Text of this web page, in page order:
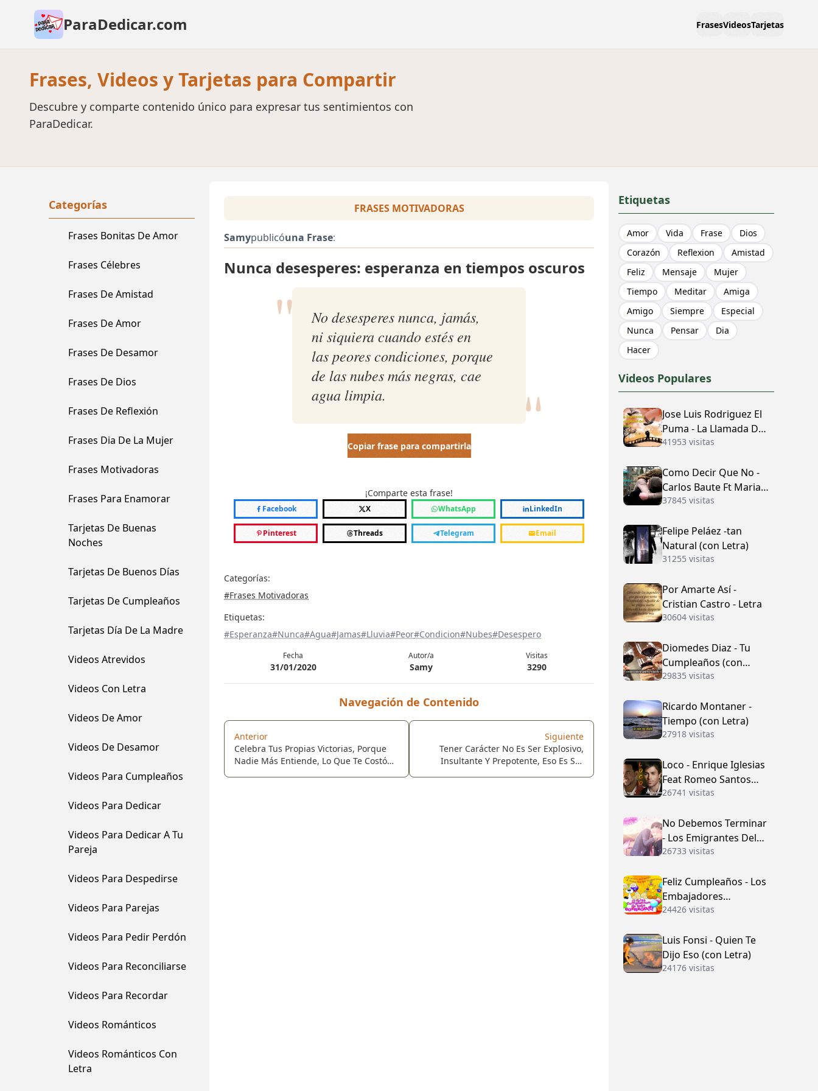
ParaDedicar.com FrasesVideosTarjetas
Frases, Videos y Tarjetas para Compartir
Descubre y comparte contenido único para expresar tus sentimientos con
ParaDedicar.
Categorías
Frases Bonitas De Amor
Frases Célebres
Frases De Amistad
Frases De Amor
Frases De Desamor
Frases De Dios
Frases De Reflexión
Frases Dia De La Mujer
Frases Motivadoras
Frases Para Enamorar
Tarjetas De Buenas
Noches
Tarjetas De Buenos Días
Tarjetas De Cumpleaños
Tarjetas Día De La Madre
Videos Atrevidos
Videos Con Letra
Videos De Amor
Videos De Desamor
Videos Para Cumpleaños
Videos Para Dedicar
Videos Para Dedicar A Tu
Pareja
Videos Para Despedirse
Videos Para Parejas
Videos Para Pedir Perdón
Videos Para Reconciliarse
Videos Para Recordar
Videos Románticos
Videos Románticos Con
Letra
FRASES MOTIVADORAS
Samypublicóuna Frase:
Nunca desesperes: esperanza en tiempos oscuros
"
"
No desesperes nunca, jamás,
ni siquiera cuando estés en
las peores condiciones, porque
de las nubes más negras, cae
agua limpia.
Copiar frase para compartirla
¡Comparte esta frase!
Facebook X WhatsApp LinkedIn
Pinterest Threads Telegram Email
Categorías:
#Frases Motivadoras
Etiquetas:
#Esperanza#Nunca#Agua#Jamas#Lluvia#Peor#Condicion#Nubes#Desespero
Fecha
31/01/2020
Autor/a
Samy
Visitas
3290
Navegación de Contenido
Anterior
Celebra Tus Propias Victorias, Porque
Nadie Más Entiende, Lo Que Te Costó
Siguiente
Tener Carácter No Es Ser Explosivo,
Insultante Y Prepotente, Eso Es Ser
Etiquetas
Amor Vida Frase
Dios
Corazón
Reflexion
Amistad
Feliz
Mensaje
Mujer
Tiempo
Meditar
Amiga
Amigo
Siempre
Especial
Nunca
Pensar
Dia
Hacer
Videos Populares
Jose Luis Rodriguez El
Puma - La Llamada Del
Amor (con Letra)
41953 visitas
Como Decir Que No -
Carlos Baute Ft Maria
José (con Letra)
37845 visitas
Felipe Peláez -tan
Natural (con Letra)
31255 visitas
Por Amarte Así -
Cristian Castro - Letra
30604 visitas
Diomedes Diaz - Tu
Cumpleaños (con
Letra)
29835 visitas
Ricardo Montaner -
Tiempo (con Letra)
27918 visitas
Loco - Enrique Iglesias
Feat Romeo Santos
(con Letra)
26741 visitas
No Debemos Terminar
- Los Emigrantes Del
Vallenato
26733 visitas
Feliz Cumpleaños - Los
Embajadores
Vallenatos (con Letra)
24426 visitas
Luis Fonsi - Quien Te
Dijo Eso (con Letra)
24176 visitas